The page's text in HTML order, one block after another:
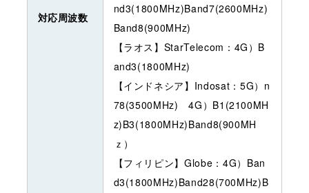
対応周波数
nd3(1800MHz)Band7(2600MHz)
Band8(900MHz)
【ラオス】StarTelecom：4G）B
and3(1800MHz)
【インドネシア】Indosat：5G）n
78(3500MHz) 4G）B1(2100MH
z)B3(1800MHz)Band8(900MH
ｚ）
【フィリピン】Globe：4G）Ban
d3(1800MHz)Band28(700MHz)B